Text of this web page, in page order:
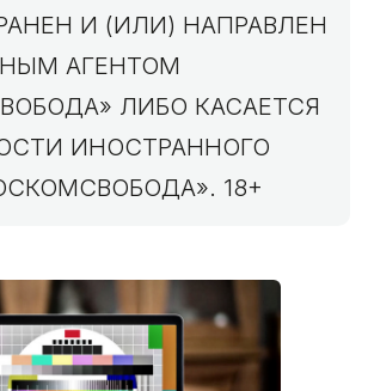
И (ИЛИ) НАПРАВЛЕН
АГЕНТОМ
ЛИБО КАСАЕТСЯ
ИНОСТРАННОГО
18+